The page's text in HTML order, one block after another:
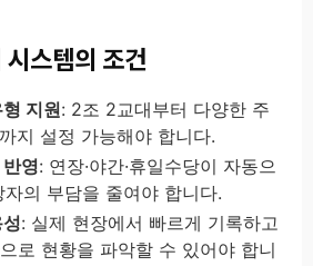
스템의 조건
지원: 2조 2교대부터 다양한 주
지 설정 가능해야 합니다.
영: 연장·야간·휴일수당이 자동으
자의 부담을 줄여야 합니다.
: 실제 현장에서 빠르게 기록하고
로 현황을 파악할 수 있어야 합니